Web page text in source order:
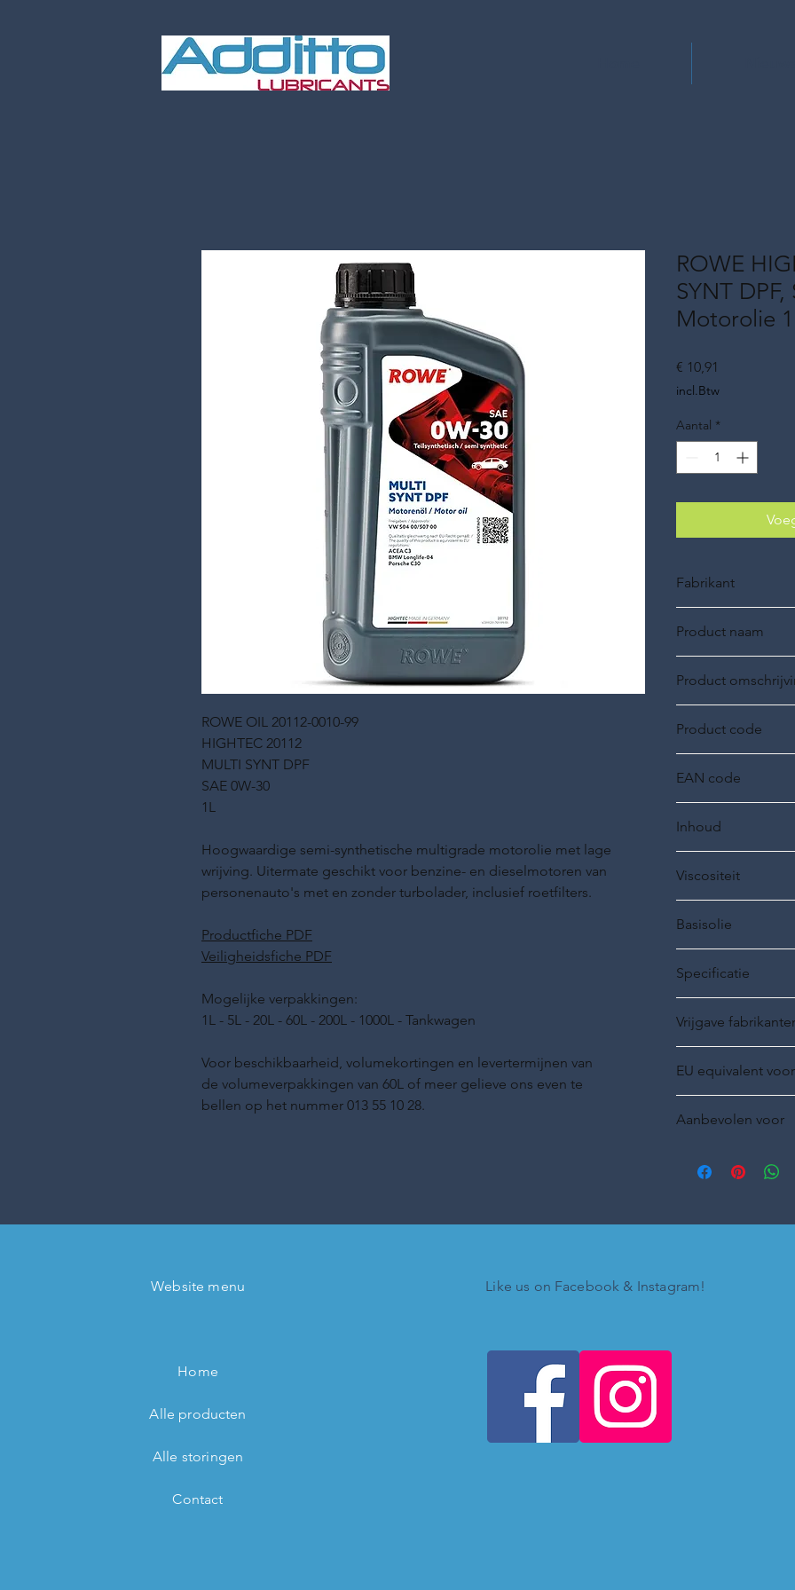
ROWE OIL 20112-0010-99
HIGHTEC 20112
MULTI SYNT DPF
SAE 0W-30
1L
Hoogwaardige semi-synthetische multigrade motorolie met lage
wrijving. Uitermate geschikt voor benzine- en dieselmotoren van
personenauto's met en zonder turbolader, inclusief roetfilters.
Productfiche PDF
Veiligheidsfiche PDF
Mogelijke verpakkingen:
1L - 5L - 20L - 60L - 200L - 1000L - Tankwagen
Voor beschikbaarheid, volumekortingen en levertermijnen van
de volumeverpakkingen van 60L of meer gelieve ons even te
bellen op het nummer 013 55 10 28.
ROWE
SYNT
Motorolie
€ 10,91
incl.Btw
Aantal *
Fabrikant
Product naam
Product
Product code
EAN code
Inhoud
Viscositeit
Basisolie
Specificatie
Vrijgave
EU equivalent voor
Aanbevolen voor
Website menu
Home
Alle producten
Alle storingen
Contact
Like us on Facebook & Instagram!